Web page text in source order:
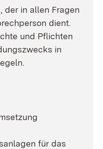
der in allen Fragen
dient.
und Pflichten
in
für das